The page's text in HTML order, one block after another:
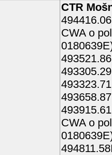
CTR
CWA o
0180639E
CWA o
0180639E